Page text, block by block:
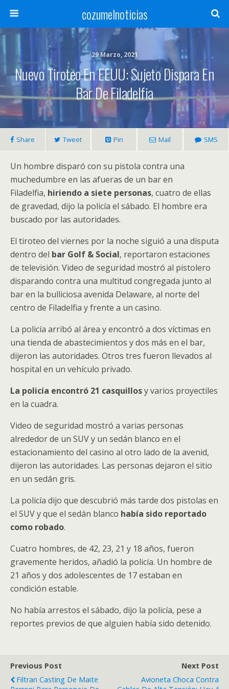
cozumelnoticias
29 Marzo, 2021
Nuevo Tiroteo En EEUU: Sujeto Dispara En
Bar De Filadelfia
Share Tweet Pin Mail SMS
Un hombre disparó con su pistola contra una
muchedumbre en las afueras de un bar en
Filadelfia, hiriendo a siete personas, cuatro de ellas
de gravedad, dijo la policía el sábado. El hombre era
buscado por las autoridades.
El tiroteo del viernes por la noche siguió a una disputa
dentro del bar Golf & Social, reportaron estaciones
de televisión. Video de seguridad mostró al pistolero
disparando contra una multitud congregada junto al
bar en la bulliciosa avenida Delaware, al norte del
centro de Filadelfia y frente a un casino.
La policía arribó al área y encontró a dos víctimas en
una tienda de abastecimientos y dos más en el bar,
dijeron las autoridades. Otros tres fueron llevados al
hospital en un vehículo privado.
La policía encontró 21 casquillosy varios proyectiles
en la cuadra.
Video de seguridad mostró a varias personas
alrededor de un SUV y un sedán blanco en el
estacionamiento del casino al otro lado de la avenid,
dijeron las autoridades. Las personas dejaron el sitio
en un sedán gris.
La policía dijo que descubrió más tarde dos pistolas en
el SUV y que el sedán blanco había sido reportado
como robado.
Cuatro hombres, de 42, 23, 21 y 18 años, fueron
gravemente heridos, añadió la policía. Un hombre de
21 años y dos adolescentes de 17 estaban en
condición estable.
No había arrestos el sábado, dijo la policía, pese a
reportes previos de que alguien había sido detenido.
Previous Post
Filtran Casting De Maite
Next Post
Avioneta Choca Contra